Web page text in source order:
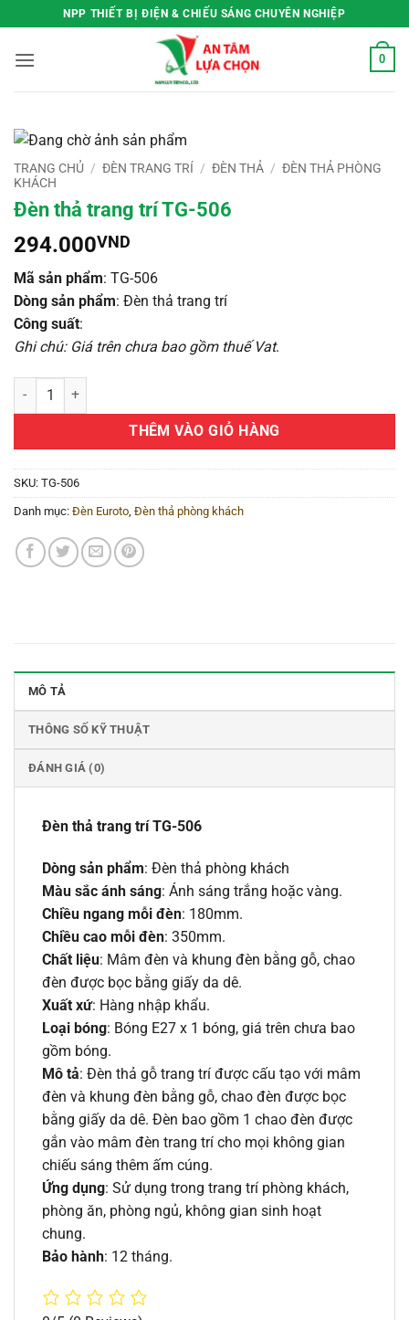
qua
nội
NPP THIẾT BỊ ĐIỆN & CHIẾU SÁNG CHUYÊN NGHIỆP
0
TRANG CHỦ / ĐÈN TRANG TRÍ / ĐÈN THẢ / ĐÈN THẢ PHÒNG
KHÁCH
Đèn thả trang trí TG-506
294.000VND
Mã sản phẩm: TG-506
Dòng sản phẩm: Đèn thả trang trí
Công suất:
Ghi chú: Giá trên chưa bao gồm thuế Vat.
Đèn thả trang trí TG-506 số lượng
THÊM VÀO GIỎ HÀNG
SKU: TG-506
Danh mục: Đèn Euroto Đèn thả phòng khách
MÔ TẢ
THÔNG SỐ KỸ THUẬT
ĐÁNH GIÁ (0)
Đèn thả trang trí TG-506
Dòng sản phẩm: Đèn thả phòng khách
Màu sắc ánh sáng: Ánh sáng trắng hoặc vàng.
Chiều ngang mỗi đèn: 180mm.
Chiều cao mỗi đèn: 350mm.
Chất liệu: Mâm đèn và khung đèn bằng gỗ, chao
đèn được bọc bằng giấy da dê.
Xuất xứ: Hàng nhập khẩu.
Loại bóng: Bóng E27 x 1 bóng, giá trên chưa bao
gồm bóng.
Mô tả: Đèn thả gỗ trang trí được cấu tạo với mâm
đèn và khung đèn bằng gỗ, chao đèn được bọc
bằng giấy da dê. Đèn bao gồm 1 chao đèn được
gắn vào mâm đèn trang trí cho mọi không gian
chiếu sáng thêm ấm cúng.
Ứng dụng: Sử dụng trong trang trí phòng khách,
phòng ăn, phòng ngủ, không gian sinh hoạt
chung.
Bảo hành: 12 tháng.